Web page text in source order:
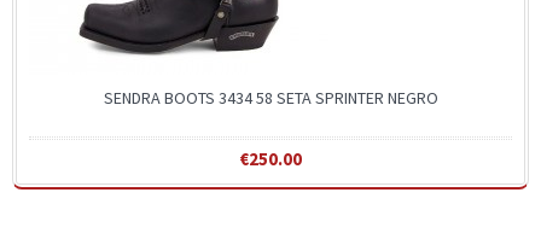
SENDRA BOOTS 3434 58 SETA SPRINTER NEGRO
€250.00